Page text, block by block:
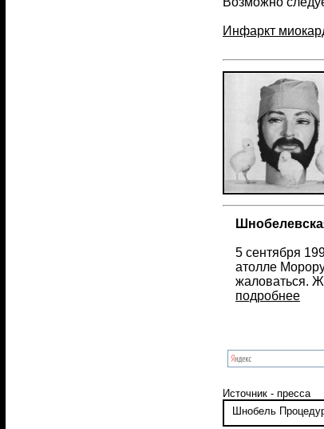
Инфаркт
5 сентября
атолле
жаловаться.
подробнее
Источник - пресса
Шнобель